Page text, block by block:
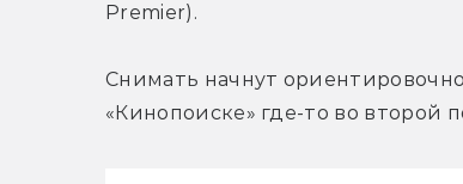
Premier).
Снимать начнут
«Кинопоиске» где-то во второй